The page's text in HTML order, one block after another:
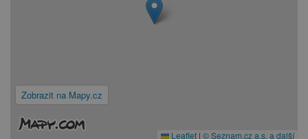
Zobrazit na Mapy.cz
Leaflet | © Seznam.cz a.s. a další